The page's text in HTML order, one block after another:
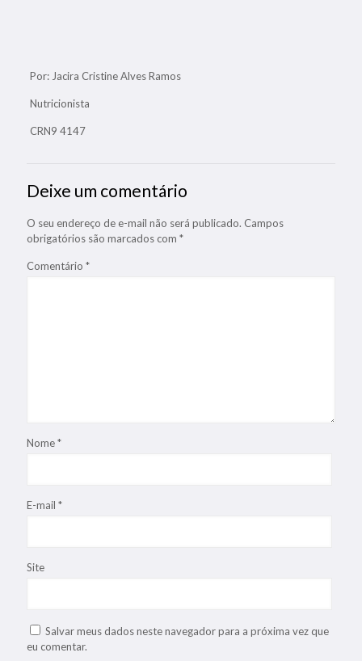
Por: Jacira Cristine Alves Ramos
Nutricionista
CRN9 4147
Deixe um comentário
O seu endereço de e-mail não será publicado. Campos
obrigatórios são marcados com *
Comentário *
Nome*
E-mail *
Site
Salvar meus dados neste navegador para a próxima vez que
eu comentar.